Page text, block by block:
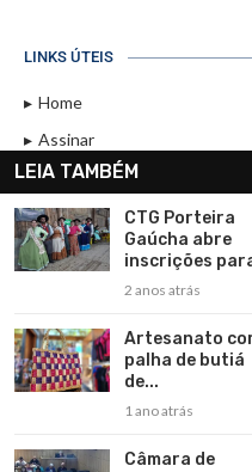
LINKS ÚTEIS
Home
Assinar
Contato
Política de Privacidade
Rádio Maristela - Ao Vivo
ASSINE
Copyright 2026 – Todos os Direitos
LEIA TAMBÉM
CTG Porteira
Gaúcha abre
inscrições
2 anos atrás
Artesanato
palha de butiá
de...
1 ano atrás
Câmara de